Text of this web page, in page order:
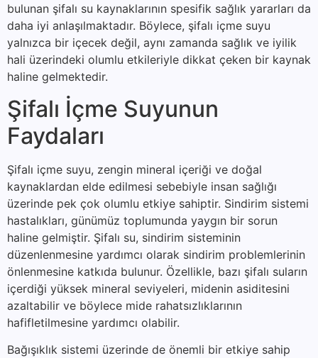
bulunan şifalı su kaynaklarının spesifik sağlık yararları da
daha iyi anlaşılmaktadır. Böylece, şifalı içme suyu
yalnızca bir içecek değil, aynı zamanda sağlık ve iyilik
hali üzerindeki olumlu etkileriyle dikkat çeken bir kaynak
haline gelmektedir.
Şifalı İçme Suyunun
Faydaları
Şifalı içme suyu, zengin mineral içeriği ve doğal
kaynaklardan elde edilmesi sebebiyle insan sağlığı
üzerinde pek çok olumlu etkiye sahiptir. Sindirim sistemi
hastalıkları, günümüz toplumunda yaygın bir sorun
haline gelmiştir. Şifalı su, sindirim sisteminin
düzenlenmesine yardımcı olarak sindirim problemlerinin
önlenmesine katkıda bulunur. Özellikle, bazı şifalı suların
içerdiği yüksek mineral seviyeleri, midenin asiditesini
azaltabilir ve böylece mide rahatsızlıklarının
hafifletilmesine yardımcı olabilir.
Bağışıklık sistemi üzerinde de önemli bir etkiye sahip